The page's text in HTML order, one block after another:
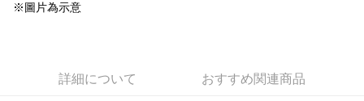
(不開放使用，請勿選取）
配送毎にNT$65、NT$1,300以上で送料無料
※圖片為示意
詳細について おすすめ関連商品